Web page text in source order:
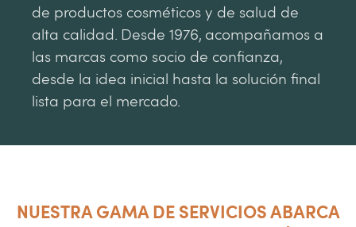
de productos cosméticos y de salud de
alta calidad. Desde 1976, acompañamos a
las marcas como socio de confianza,
desde la idea inicial hasta la solución final
lista para el mercado.
NUESTRA GAMA DE SERVICIOS ABARCA